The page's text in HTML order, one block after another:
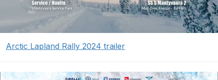
Arctic Lapland Rally 2024 trailer